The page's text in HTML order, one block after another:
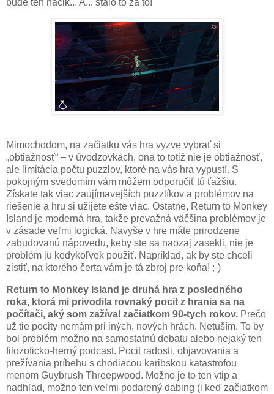
Mimochodom, na začiatku vás hra vyzve vybrať si
„obtiažnosť“ – v úvodzovkách, ona to totiž nie je obtiažnosť,
ale limitácia počtu puzzlov, ktoré na vás hra vypustí. S
pokojným svedomím vám môžem odporučiť tú ťažšiu.
Získate tak viac zaujímavejších puzzlíkov a problémov na
riešenie a hru si užijete ešte viac. Ostatne, Return to Monkey
Island je moderná hra, takže prevažná väčšina problémov je
v zásade veľmi logická. Navyše v hre máte prirodzene
zabudovanú nápovedu, keby ste sa naozaj zasekli, nie je
problém ju kedykoľvek použiť. Napríklad, ak by ste chceli
zistiť, na ktorého čerta vám je tá zbroj pre koňa! ;-)
Return to Monkey Island je druhá hra z posledného
roka, ktorá mi privodila rovnaký pocit z hrania sa na
počítači, aký som zažíval začiatkom 90-tych rokov. Prečo
už tie pocity nemám pri iných, nových hrách. Netuším. To by
bol problém možno na samostatnú debatu alebo nejaký ten
filozoficko-herný podcast. Pocit radosti, objavovania a
prežívania príbehu s chodiacou karibskou katastrofou
menom Guybrush Threepwood. Možno je to ten vtip a
nadhľad, možno ten veľmi podarený dabing (i keď začiatkom